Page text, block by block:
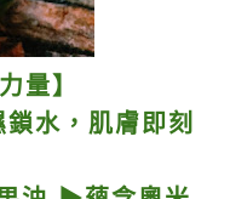
量】
水，肌膚即刻